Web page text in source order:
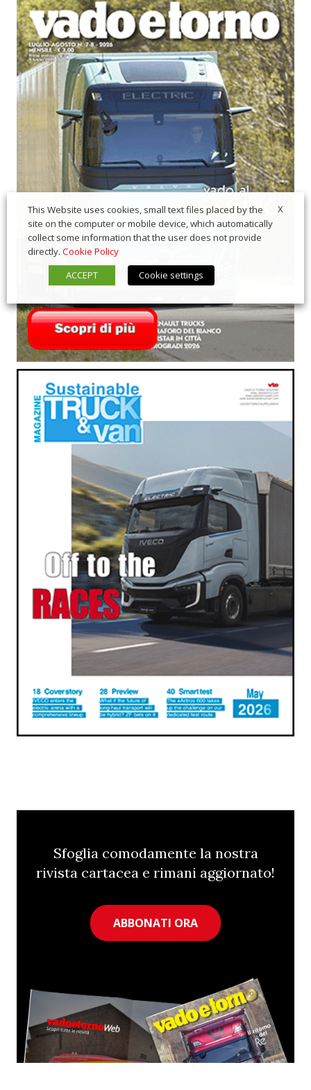
Sfoglia comodamente la nostra
rivista cartacea e rimani aggiornato!
ABBONATI ORA
X
This Website uses cookies, small text files placed by the
site on the computer or mobile device, which automatically
collect some information that the user does not provide
directly. Cookie Policy
ACCEPT
Cookie settings